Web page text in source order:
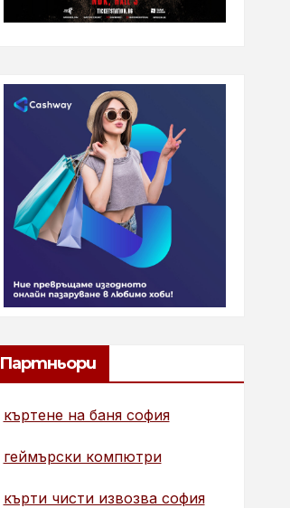
Партньори
къртене на баня софия
геймърски компютри
кърти чисти извозва софия